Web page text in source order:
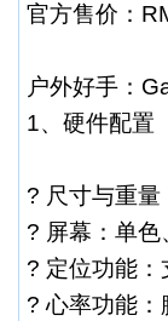
官方售价：
户外好手：
1、硬件配置
? 尺寸与重
? 屏幕：单
? 定位功能
? 心率功能